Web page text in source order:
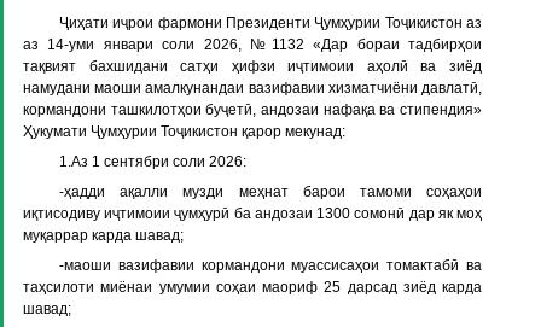
Ҷиҳати иҷрои фармони Президенти Ҷумҳурии Тоҷикистон аз
аз 14-уми январи соли 2026, №1132 «Дар бораи тадбирҳои
тақвият бахшидани сатҳи ҳифзи иҷтимоии аҳолӣ ва зиёд
намудани маоши амалкунандаи вазифавии хизматчиёни давлатӣ,
кормандони ташкилотҳои буҷетӣ, андозаи нафақа ва стипендия»
Ҳукумати Ҷумҳурии Тоҷикистон қарор мекунад:
1.Аз 1 сентябри соли 2026:
-ҳадди ақалли музди меҳнат барои тамоми соҳаҳои
иқтисодиву иҷтимоии ҷумҳурӣ ба андозаи 1300 сомонӣ дар як моҳ
муқаррар карда шавад;
-маоши вазифавии кормандони муассисаҳои томактабӣ ва
таҳсилоти миёнаи умумии соҳаи маориф 25 дарсад зиёд карда
шавад;